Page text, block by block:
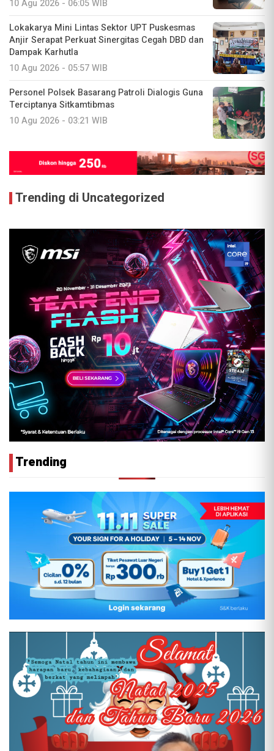
10 Agu 2026 - 06:05 WIB
Lokakarya Mini Lintas Sektor UPT Puskesmas
Anjir Serapat Perkuat Sinergitas Cegah DBD dan
Dampak Karhutla
10 Agu 2026 - 05:57 WIB
Personel Polsek Basarang Patroli Dialogis Guna
Terciptanya Sitkamtibmas
10 Agu 2026 - 03:21 WIB
Trending di Uncategorized
Trending